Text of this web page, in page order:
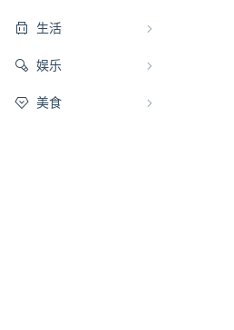
生活
娱乐
美食